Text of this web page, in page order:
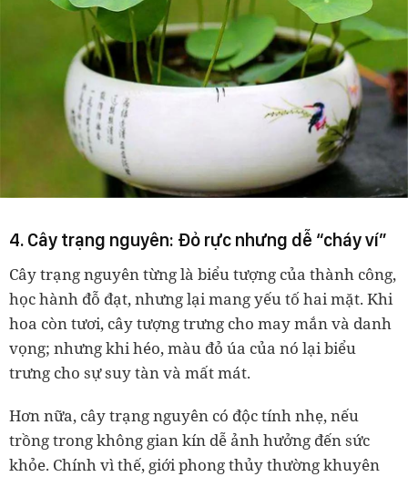
4. Cây trạng nguyên: Đỏ rực nhưng dễ “cháy ví”
Cây trạng nguyên từng là biểu tượng của thành công,
học hành đỗ đạt, nhưng lạimang yếu tố hai mặt. Khi
hoa còn tươi, cây tượng trưng cho may mắn và danh
vọng; nhưng khi héo, màu đỏ úa của nó lại biểu
trưng cho sự suy tàn và mất mát.
Hơn nữa, cây trạng nguyên có độc tính nhẹ, nếu
trồng trong không gian kín dễ ảnh hưởng đến sức
khỏe. Chính vì thế, giới phong thủy thường khuyên